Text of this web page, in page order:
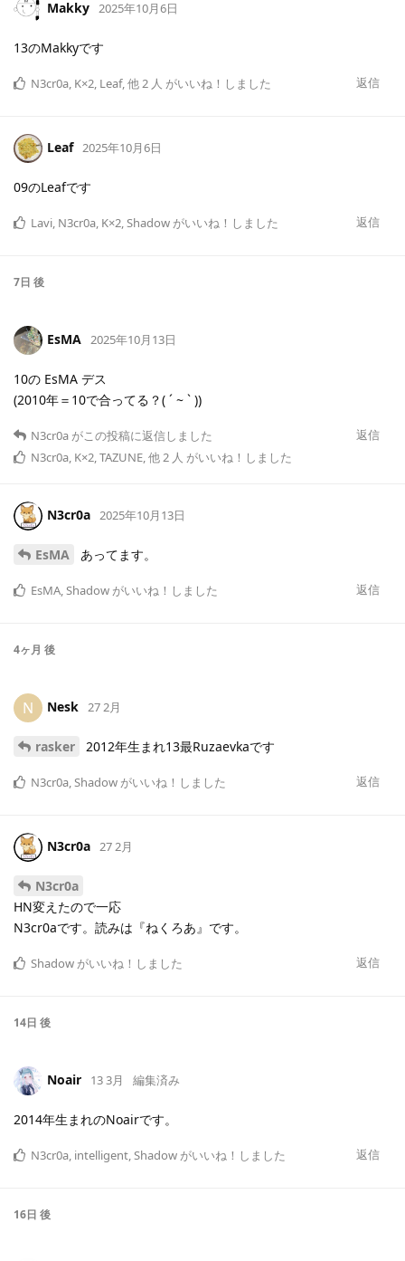
Makky 2025年10月6日
13のMakkyです
返信
N3cr0a, K×2, Leaf,他2 人 がいいね！しました
Leaf 2025年10月6日
09のLeafです
返信
Lavi, N3cr0a, K×2,Shadow がいいね！しました
7日 後
EsMA 2025年10月13日
10の EsMA デス
(2010年＝10で合ってる？( ´ ~ ` ))
返信
N3cr0a がこの投稿に返信しました
N3cr0a, K×2,TAZUNE,他2 人 がいいね！しました
N3cr0a 2025年10月13日
EsMA あってます。
返信
EsMA,Shadow がいいね！しました
4ヶ月 後
N Nesk 27 2月
rasker 2012年生まれ13最Ruzaevkaです
返信
N3cr0a,Shadow がいいね！しました
N3cr0a 27 2月
N3cr0a
HN変えたので一応
N3cr0aです。読みは『ねくろあ』です。
返信
Shadow がいいね！しました
14日 後
Noair 13 3月 編集済み
2014年生まれのNoairです。
返信
N3cr0a, intelligent,Shadow がいいね！しました
16日 後